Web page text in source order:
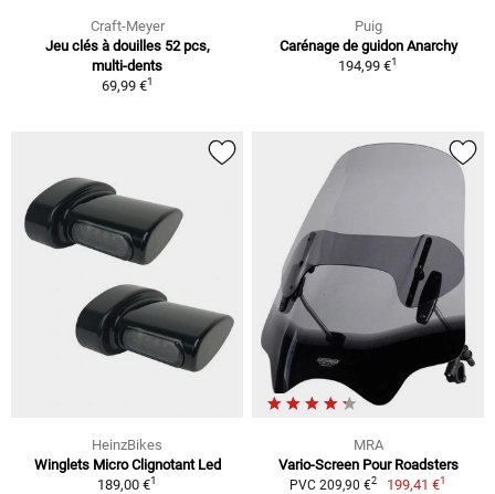
Craft-Meyer
Jeu clés à douilles 52 pcs,
multi-dents
69,99 €1
Puig
Carénage de guidon Anarchy
194,99 €1
HeinzBikes
Winglets Micro Clignotant Led
189,00 €1
MRA
Vario-Screen Pour Roadsters
PVC 209,90 €2 199,41 €1